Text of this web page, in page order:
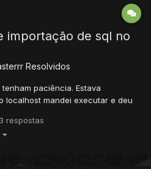
importação de sql no
Resolvidos
paciência. Estava
localhost mandei executar e deu
-- --
CREATE T...
3 respostas